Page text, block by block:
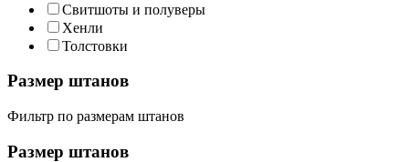
Свитшоты и полуверы
Хенли
Толстовки
Размер штанов
Фильтр по размерам штанов
Размер штанов